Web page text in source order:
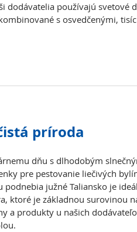
dodávatelia používajú svetové
s osvedčenými,
príroda
dňu s dlhodobým
pre pestovanie liečivých
podnebia južné Taliansko je
ktoré je základnou surovinou
a produkty u našich